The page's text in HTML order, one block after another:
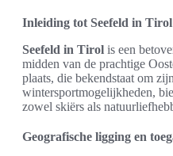
Inleiding tot Seefeld in Tirol
Seefeld in Tirol is een
midden van de prachtige
plaats, die bekendstaat om
wintersportmogelijkheden,
zowel skiërs als
Geografische ligging en